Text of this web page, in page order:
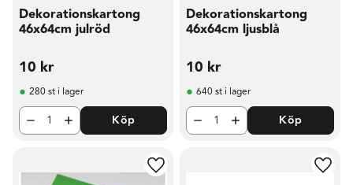
Dekorationskartong
46x64cm julröd
10 kr
280 st i lager
Köp
Dekorationskartong
46x64cm ljusblå
10 kr
640 st i lager
Köp
Lägg till i favoriter